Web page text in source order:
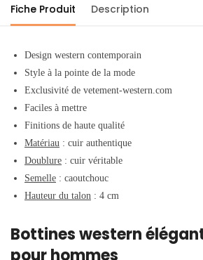
Fiche Produit Description
Design western contemporain
Style à la pointe de la mode
Exclusivité de vetement-western.com
Faciles à mettre
Finitions de haute qualité
Matériau : cuir authentique
Doublure : cuir véritable
Semelle : caoutchouc
Hauteur du talon : 4 cm
Bottines western
pour hommes